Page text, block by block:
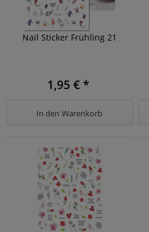
Nail Sticker Frühling 21
1,95 € *
In den Warenkorb